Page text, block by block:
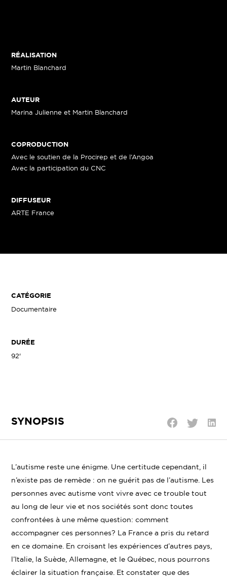
RÉALISATION
Martin Blanchard
AUTEUR
Marina Julienne et Martin Blanchard
COPRODUCTION
Avec le soutien de la Procirep et de l’Angoa
Avec la participation du CNC
DIFFUSEUR
ARTE France
CATÉGORIE
Documentaire
DURÉE
92'
SYNOPSIS
L’autisme reste une énigme. Une certitude cependant, il
n’existe pas de remède : on ne guérit pas de l’autisme. Les
personnes avec autisme vont vivre avec ce trouble tout
au long de leur vie et nos sociétés sont donc toutes
confrontées à une même question: comment
accompagner ces personnes? La France a pris du retard
en ce domaine. En croisant les expériences d’autres pays,
l’Italie, la Suède, Allemagne, et le Québec, nous pourrons
éclairer la situation française. Et constater que des